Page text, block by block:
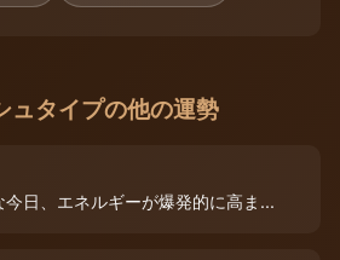
ュタイプの他の運勢
日、エネルギーが爆発的に高ま...